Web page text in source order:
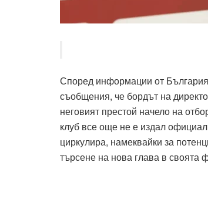
Според информации от
съобщения, че бордът на
неговият престой начело на
клуб все още не е издал
циркулира, намеквайки за
търсене на нова глава в своята